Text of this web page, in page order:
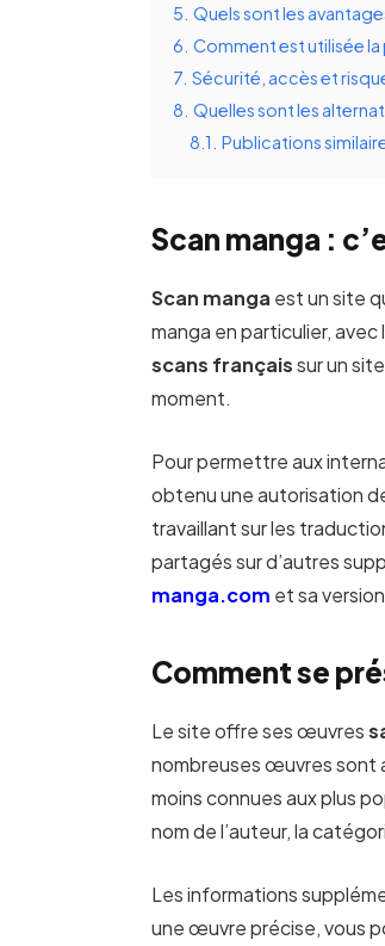
5. Quels sont les
6. Comment est utilisée
7. Sécurité, accès et
8. Quelles sont les
8.1. Publications
Scan manga :
Scan manga est un site
manga en particulier,
scans françaissur un
moment.
Pour permettre aux
obtenu une autorisation
travaillant sur les
partagés sur d’autres
manga.com et sa
Comment se
Le site offre ses œuvres
nombreuses œuvres sont
moins connues aux plus
nom de l’auteur, la
Les informations
une œuvre précise, vous